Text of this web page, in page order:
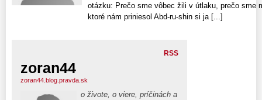
otázku: Prečo sme vôbec žili v útlaku, prečo sme
ktoré nám priniesol Abd-ru-shin si ja [...]
RSS
zoran44
zoran44.blog.pravda.sk
o živote, o viere, príčinách a